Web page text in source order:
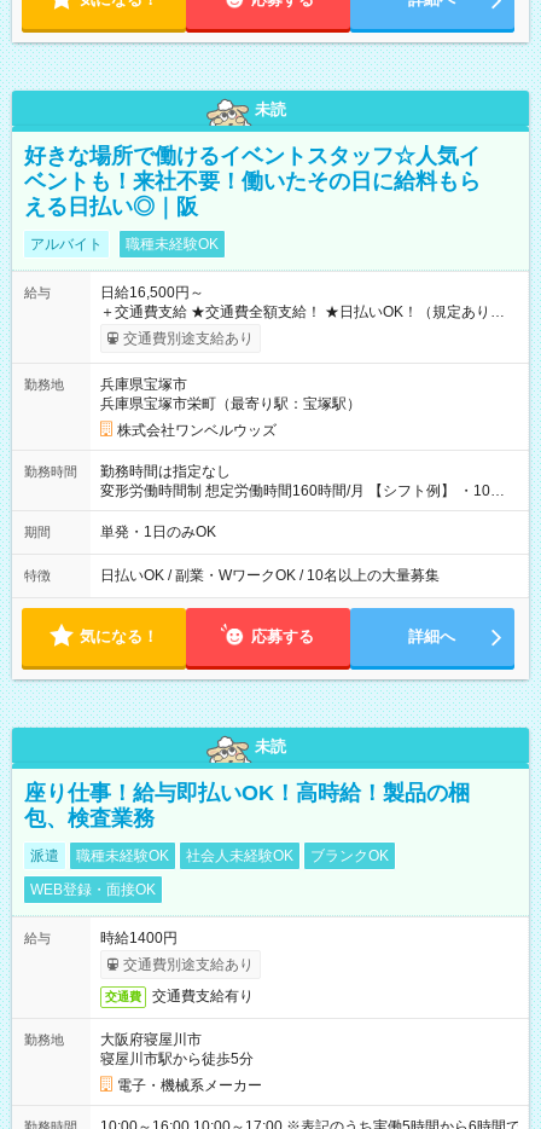
未読
好きな場所で働けるイベントスタッフ☆人気イ
ベントも！来社不要！働いたその日に給料もら
える日払い◎｜阪
アルバイト 職種未経験OK
給与
日給16,500円～
＋交通費支給 ★交通費全額支給！ ★日払いOK！（規定あり） ┗
働いたその日に現金GET♪ お仕事後はコンビニATMから 日払
交通費別途支給あり
勤務地
兵庫県宝塚市
兵庫県宝塚市栄町（最寄り駅：宝塚駅）
株式会社ワンベルウッズ
勤務時間
勤務時間は指定なし
変形労働時間制 想定労働時間160時間/月 【シフト例】 ・10：
00～20：00
期間 単発・1日のみOK
特徴 日払いOK / 副業・WワークOK / 10名以上の大量募集
気になる！ 応募する 詳細へ
未読
座り仕事！給与即払いOK！高時給！製品の梱
包、検査業務
派遣 職種未経験OK 社会人未経験OK
ブランクOK
WEB登録・面接OK
給与
時給1400円
交通費別途支給あり
交通費 交通費支給有り
勤務地
大阪府寝屋川市
寝屋川市駅から徒歩5分
電子・機械系メーカー